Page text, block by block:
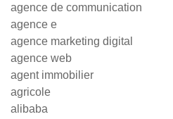
agence de communication
agence e
agence marketing digital
agence web
agent immobilier
agricole
alibaba